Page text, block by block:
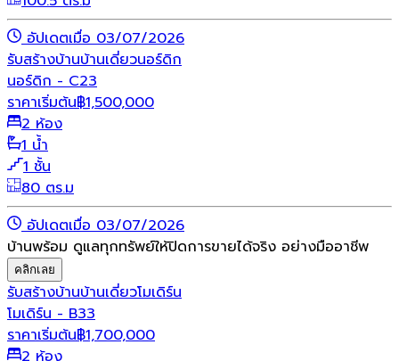
อัปเดตเมื่อ 03/07/2026
รับสร้างบ้านบ้านเดี่ยวนอร์ดิก
นอร์ดิก - C23
ราคาเริ่มต้น฿1,500,000
2 ห้อง
1 น้ำ
1 ชั้น
80 ตร.ม
อัปเดตเมื่อ 03/07/2026
บ้านพร้อม ดูแลทุกทรัพย์ให้ปิดการขายได้จริง อย่างมืออาชีพ
คลิกเลย
รับสร้างบ้านบ้านเดี่ยวโมเดิร์น
โมเดิร์น - B33
ราคาเริ่มต้น฿1,700,000